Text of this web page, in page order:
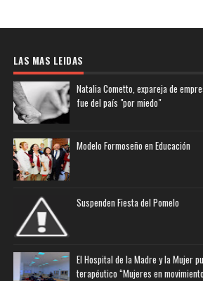
LAS MAS LEIDAS
Natalia Cometto, expareja de
fue del país "por miedo"
Modelo Formoseño en Educación
Suspenden Fiesta del Pomelo
El Hospital de la Madre y la Mujer
terapéutico “Mujeres en